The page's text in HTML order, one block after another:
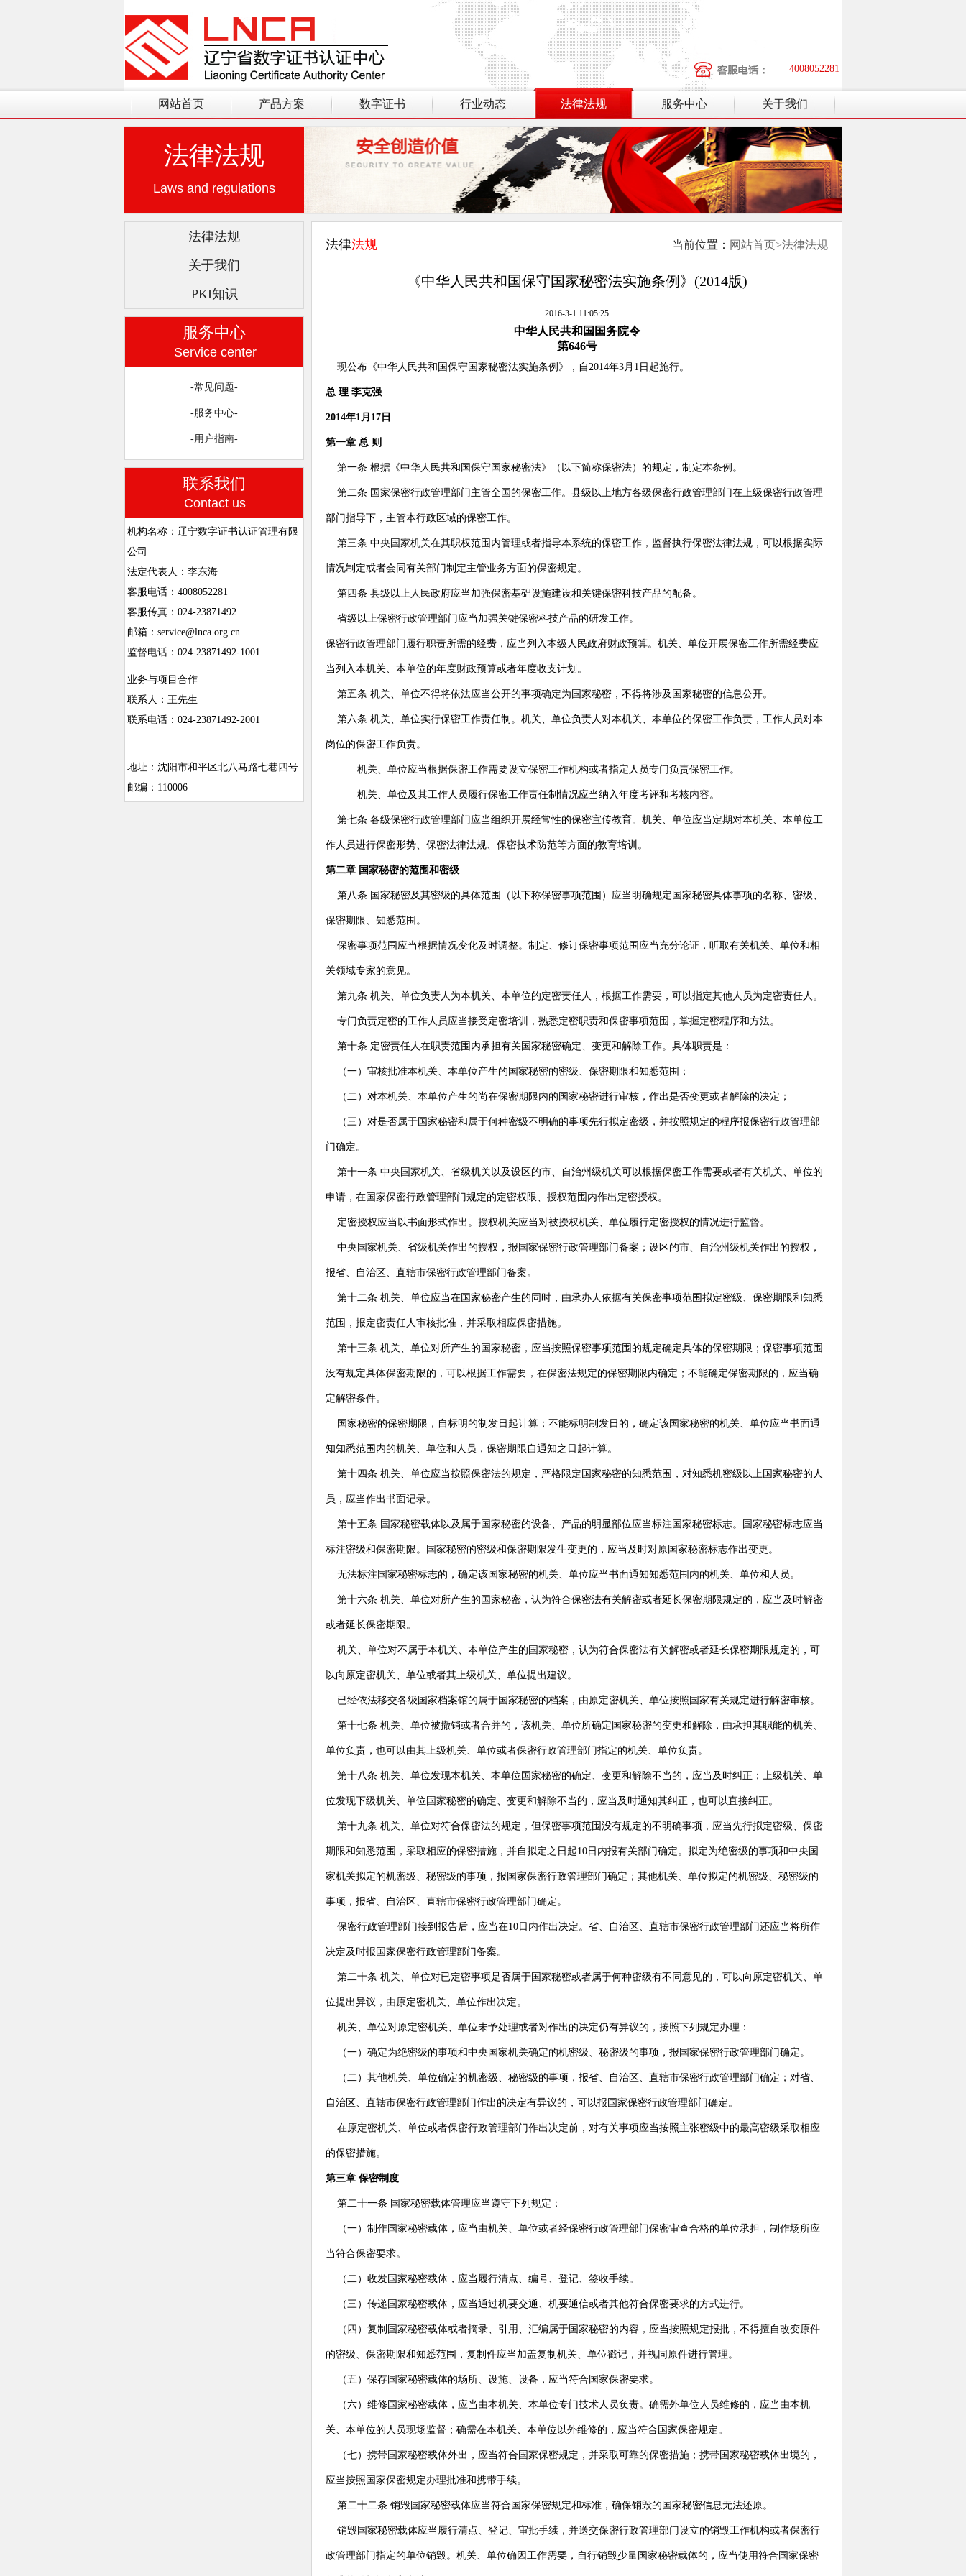
4008052281
网站首页 产品方案 数字证书 行业动态 法律法规 服务中心 关于我们
法律法规
Laws and regulations
法律法规
关于我们
PKI知识
服务中心
Service center
-常见问题-
-服务中心-
-用户指南-
联系我们
Contact us
机构名称：辽宁数字证书认证管理有限
公司
法定代表人：李东海
客服电话：4008052281
客服传真：024-23871492
邮箱：service@lnca.org.cn
监督电话：024-23871492-1001
业务与项目合作
联系人：王先生
联系电话：024-23871492-2001
地址：沈阳市和平区北八马路七巷四号
邮编：110006
法律法规 当前位置： 网站首页>法律法规
《中华人民共和国保守国家秘密法实施条例》(2014版)
2016-3-1 11:05:25
中华人民共和国国务院令
第646号
现公布《中华人民共和国保守国家秘密法实施条例》，自2014年3月1日起施行。
总 理 李克强
2014年1月17日
第一章 总 则
第一条 根据《中华人民共和国保守国家秘密法》（以下简称保密法）的规定，制定本条例。
第二条 国家保密行政管理部门主管全国的保密工作。县级以上地方各级保密行政管理部门在上级保密行政管理
部门指导下，主管本行政区域的保密工作。
第三条 中央国家机关在其职权范围内管理或者指导本系统的保密工作，监督执行保密法律法规，可以根据实际
情况制定或者会同有关部门制定主管业务方面的保密规定。
第四条 县级以上人民政府应当加强保密基础设施建设和关键保密科技产品的配备。
省级以上保密行政管理部门应当加强关键保密科技产品的研发工作。
保密行政管理部门履行职责所需的经费，应当列入本级人民政府财政预算。机关、单位开展保密工作所需经费应
当列入本机关、本单位的年度财政预算或者年度收支计划。
第五条 机关、单位不得将依法应当公开的事项确定为国家秘密，不得将涉及国家秘密的信息公开。
第六条 机关、单位实行保密工作责任制。机关、单位负责人对本机关、本单位的保密工作负责，工作人员对本
岗位的保密工作负责。
机关、单位应当根据保密工作需要设立保密工作机构或者指定人员专门负责保密工作。
机关、单位及其工作人员履行保密工作责任制情况应当纳入年度考评和考核内容。
第七条 各级保密行政管理部门应当组织开展经常性的保密宣传教育。机关、单位应当定期对本机关、本单位工
作人员进行保密形势、保密法律法规、保密技术防范等方面的教育培训。
第二章 国家秘密的范围和密级
第八条 国家秘密及其密级的具体范围（以下称保密事项范围）应当明确规定国家秘密具体事项的名称、密级、
保密期限、知悉范围。
保密事项范围应当根据情况变化及时调整。制定、修订保密事项范围应当充分论证，听取有关机关、单位和相
关领域专家的意见。
第九条 机关、单位负责人为本机关、本单位的定密责任人，根据工作需要，可以指定其他人员为定密责任人。
专门负责定密的工作人员应当接受定密培训，熟悉定密职责和保密事项范围，掌握定密程序和方法。
第十条 定密责任人在职责范围内承担有关国家秘密确定、变更和解除工作。具体职责是：
（一）审核批准本机关、本单位产生的国家秘密的密级、保密期限和知悉范围；
（二）对本机关、本单位产生的尚在保密期限内的国家秘密进行审核，作出是否变更或者解除的决定；
（三）对是否属于国家秘密和属于何种密级不明确的事项先行拟定密级，并按照规定的程序报保密行政管理部
门确定。
第十一条 中央国家机关、省级机关以及设区的市、自治州级机关可以根据保密工作需要或者有关机关、单位的
申请，在国家保密行政管理部门规定的定密权限、授权范围内作出定密授权。
定密授权应当以书面形式作出。授权机关应当对被授权机关、单位履行定密授权的情况进行监督。
中央国家机关、省级机关作出的授权，报国家保密行政管理部门备案；设区的市、自治州级机关作出的授权，
报省、自治区、直辖市保密行政管理部门备案。
第十二条 机关、单位应当在国家秘密产生的同时，由承办人依据有关保密事项范围拟定密级、保密期限和知悉
范围，报定密责任人审核批准，并采取相应保密措施。
第十三条 机关、单位对所产生的国家秘密，应当按照保密事项范围的规定确定具体的保密期限；保密事项范围
没有规定具体保密期限的，可以根据工作需要，在保密法规定的保密期限内确定；不能确定保密期限的，应当确
定解密条件。
国家秘密的保密期限，自标明的制发日起计算；不能标明制发日的，确定该国家秘密的机关、单位应当书面通
知知悉范围内的机关、单位和人员，保密期限自通知之日起计算。
第十四条 机关、单位应当按照保密法的规定，严格限定国家秘密的知悉范围，对知悉机密级以上国家秘密的人
员，应当作出书面记录。
第十五条 国家秘密载体以及属于国家秘密的设备、产品的明显部位应当标注国家秘密标志。国家秘密标志应当
标注密级和保密期限。国家秘密的密级和保密期限发生变更的，应当及时对原国家秘密标志作出变更。
无法标注国家秘密标志的，确定该国家秘密的机关、单位应当书面通知知悉范围内的机关、单位和人员。
第十六条 机关、单位对所产生的国家秘密，认为符合保密法有关解密或者延长保密期限规定的，应当及时解密
或者延长保密期限。
机关、单位对不属于本机关、本单位产生的国家秘密，认为符合保密法有关解密或者延长保密期限规定的，可
以向原定密机关、单位或者其上级机关、单位提出建议。
已经依法移交各级国家档案馆的属于国家秘密的档案，由原定密机关、单位按照国家有关规定进行解密审核。
第十七条 机关、单位被撤销或者合并的，该机关、单位所确定国家秘密的变更和解除，由承担其职能的机关、
单位负责，也可以由其上级机关、单位或者保密行政管理部门指定的机关、单位负责。
第十八条 机关、单位发现本机关、本单位国家秘密的确定、变更和解除不当的，应当及时纠正；上级机关、单
位发现下级机关、单位国家秘密的确定、变更和解除不当的，应当及时通知其纠正，也可以直接纠正。
第十九条 机关、单位对符合保密法的规定，但保密事项范围没有规定的不明确事项，应当先行拟定密级、保密
期限和知悉范围，采取相应的保密措施，并自拟定之日起10日内报有关部门确定。拟定为绝密级的事项和中央国
家机关拟定的机密级、秘密级的事项，报国家保密行政管理部门确定；其他机关、单位拟定的机密级、秘密级的
事项，报省、自治区、直辖市保密行政管理部门确定。
保密行政管理部门接到报告后，应当在10日内作出决定。省、自治区、直辖市保密行政管理部门还应当将所作
决定及时报国家保密行政管理部门备案。
第二十条 机关、单位对已定密事项是否属于国家秘密或者属于何种密级有不同意见的，可以向原定密机关、单
位提出异议，由原定密机关、单位作出决定。
机关、单位对原定密机关、单位未予处理或者对作出的决定仍有异议的，按照下列规定办理：
（一）确定为绝密级的事项和中央国家机关确定的机密级、秘密级的事项，报国家保密行政管理部门确定。
（二）其他机关、单位确定的机密级、秘密级的事项，报省、自治区、直辖市保密行政管理部门确定；对省、
自治区、直辖市保密行政管理部门作出的决定有异议的，可以报国家保密行政管理部门确定。
在原定密机关、单位或者保密行政管理部门作出决定前，对有关事项应当按照主张密级中的最高密级采取相应
的保密措施。
第三章 保密制度
第二十一条 国家秘密载体管理应当遵守下列规定：
（一）制作国家秘密载体，应当由机关、单位或者经保密行政管理部门保密审查合格的单位承担，制作场所应
当符合保密要求。
（二）收发国家秘密载体，应当履行清点、编号、登记、签收手续。
（三）传递国家秘密载体，应当通过机要交通、机要通信或者其他符合保密要求的方式进行。
（四）复制国家秘密载体或者摘录、引用、汇编属于国家秘密的内容，应当按照规定报批，不得擅自改变原件
的密级、保密期限和知悉范围，复制件应当加盖复制机关、单位戳记，并视同原件进行管理。
（五）保存国家秘密载体的场所、设施、设备，应当符合国家保密要求。
（六）维修国家秘密载体，应当由本机关、本单位专门技术人员负责。确需外单位人员维修的，应当由本机
关、本单位的人员现场监督；确需在本机关、本单位以外维修的，应当符合国家保密规定。
（七）携带国家秘密载体外出，应当符合国家保密规定，并采取可靠的保密措施；携带国家秘密载体出境的，
应当按照国家保密规定办理批准和携带手续。
第二十二条 销毁国家秘密载体应当符合国家保密规定和标准，确保销毁的国家秘密信息无法还原。
销毁国家秘密载体应当履行清点、登记、审批手续，并送交保密行政管理部门设立的销毁工作机构或者保密行
政管理部门指定的单位销毁。机关、单位确因工作需要，自行销毁少量国家秘密载体的，应当使用符合国家保密